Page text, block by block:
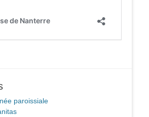
paroissiale